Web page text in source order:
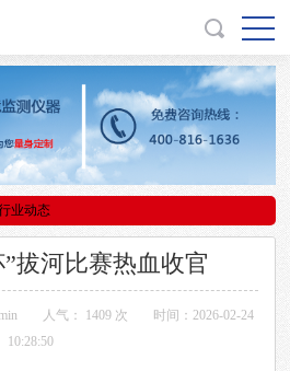
业动态
”拔河比赛热血收官
人气： 1409 次
时间：2026-02-24
10:28:50